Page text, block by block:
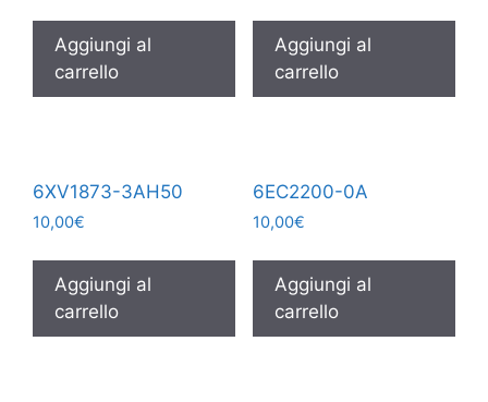
Aggiungi al
carrello
Aggiungi al
carrello
6XV1873-3AH50
10,00€
Aggiungi al
carrello
6EC2200-0A
10,00€
Aggiungi al
carrello